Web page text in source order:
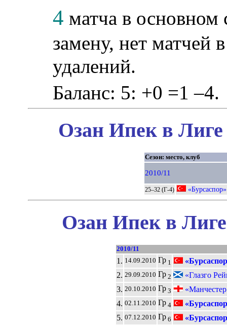
4 матча в основном
замену, нет матчей
удалений.
Баланс: 5: +0 =1 –4.
Озан Ипек в Лиге
Сезон: место, клуб
2010/11
25–32 (Г-4) «Бурсаспор»
Озан Ипек в
2010/11
1. 14.09.2010 Гр 1
2. 29.09.2010 Гр 2
«Глазго
3. 20.10.2010 Гр 3
4. 02.11.2010 Гр 4
5. 07.12.2010 Гр 6